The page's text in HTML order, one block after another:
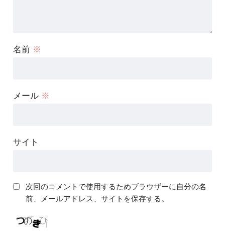
名前 ※
メール ※
サイト
次回のコメントで使用するためブラウザーに自分の名
前、メールアドレス、サイトを保存する。